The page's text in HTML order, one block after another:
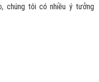
chúng tôi có nhiều ý tưởng